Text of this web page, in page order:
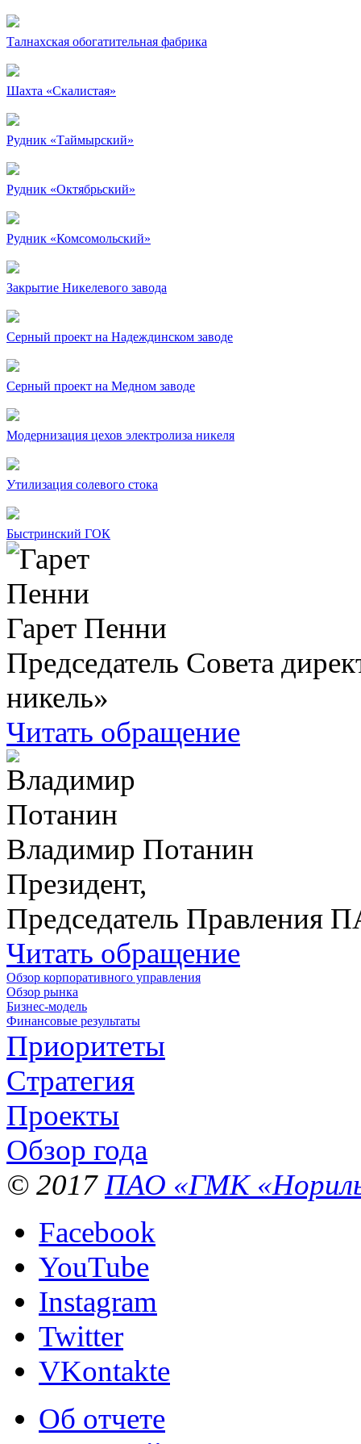
Талнахская обогатительная фабрика
Шахта «Скалистая»
Рудник «Таймырский»
Рудник «Октябрьский»
Рудник «Комсомольский»
Закрытие Никелевого завода
Серный проект на Надеждинском заводе
Серный проект на Медном заводе
Модернизация цехов электролиза никеля
Утилизация солевого стока
Быстринский ГОК
Гарет Пенни
Председатель Совета
никель»
Читать обращение
Владимир Потанин
Президент,
Председатель Правления
Читать обращение
Обзор корпоративного управления
Обзор рынка
Бизнес-модель
Финансовые результаты
Приоритеты
Стратегия
Проекты
Обзор года
© 2017 ПАО «ГМК
Facebook
YouTube
Instagram
Twitter
VKontakte
Об отчете